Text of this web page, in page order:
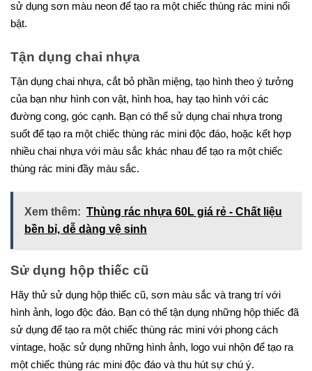
sử dụng sơn màu neon để tạo ra một chiếc thùng rác mini nổi
bật.
Tận dụng chai nhựa
Tận dụng chai nhựa, cắt bỏ phần miệng, tạo hình theo ý tưởng
của bạn như hình con vật, hình hoa, hay tạo hình với các
đường cong, góc cạnh. Bạn có thể sử dụng chai nhựa trong
suốt để tạo ra một chiếc thùng rác mini độc đáo, hoặc kết hợp
nhiều chai nhựa với màu sắc khác nhau để tạo ra một chiếc
thùng rác mini đầy màu sắc.
Xem thêm: Thùng rác nhựa 60L giá rẻ - Chất liệu
bền bỉ, dễ dàng vệ sinh
Sử dụng hộp thiếc cũ
Hãy thử sử dụng hộp thiếc cũ, sơn màu sắc và trang trí với
hình ảnh, logo độc đáo. Bạn có thể tận dụng những hộp thiếc đã
sử dụng để tạo ra một chiếc thùng rác mini với phong cách
vintage, hoặc sử dụng những hình ảnh, logo vui nhộn để tạo ra
một chiếc thùng rác mini độc đáo và thu hút sự chú ý.